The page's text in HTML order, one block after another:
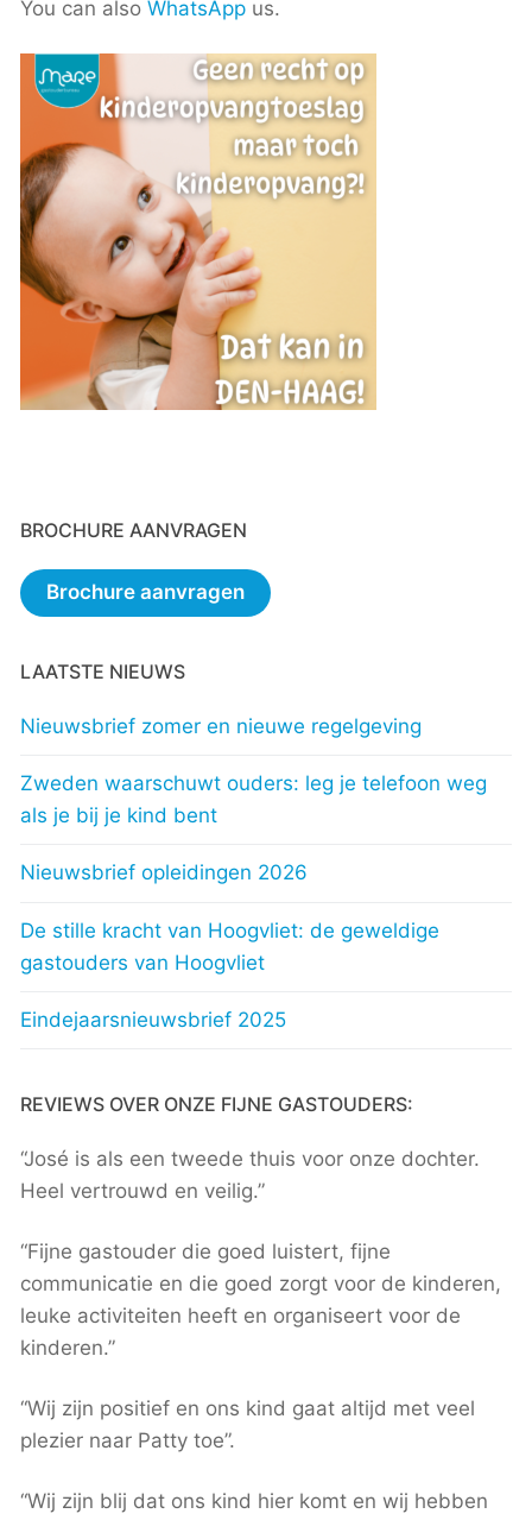
You can also WhatsApp us.
BROCHURE AANVRAGEN
Brochure aanvragen
LAATSTE NIEUWS
Nieuwsbrief zomer en nieuwe regelgeving
Zweden waarschuwt ouders: leg je telefoon weg
als je bij je kind bent
Nieuwsbrief opleidingen 2026
De stille kracht van Hoogvliet: de geweldige
gastouders van Hoogvliet
Eindejaarsnieuwsbrief 2025
REVIEWS OVER ONZE FIJNE GASTOUDERS:
“José is als een tweede thuis voor onze dochter.
Heel vertrouwd en veilig.”
“Fijne gastouder die goed luistert, fijne
communicatie en die goed zorgt voor de kinderen,
leuke activiteiten heeft en organiseert voor de
kinderen.”
“Wij zijn positief en ons kind gaat altijd met veel
plezier naar Patty toe”.
“Wij zijn blij dat ons kind hier komt en wij hebben